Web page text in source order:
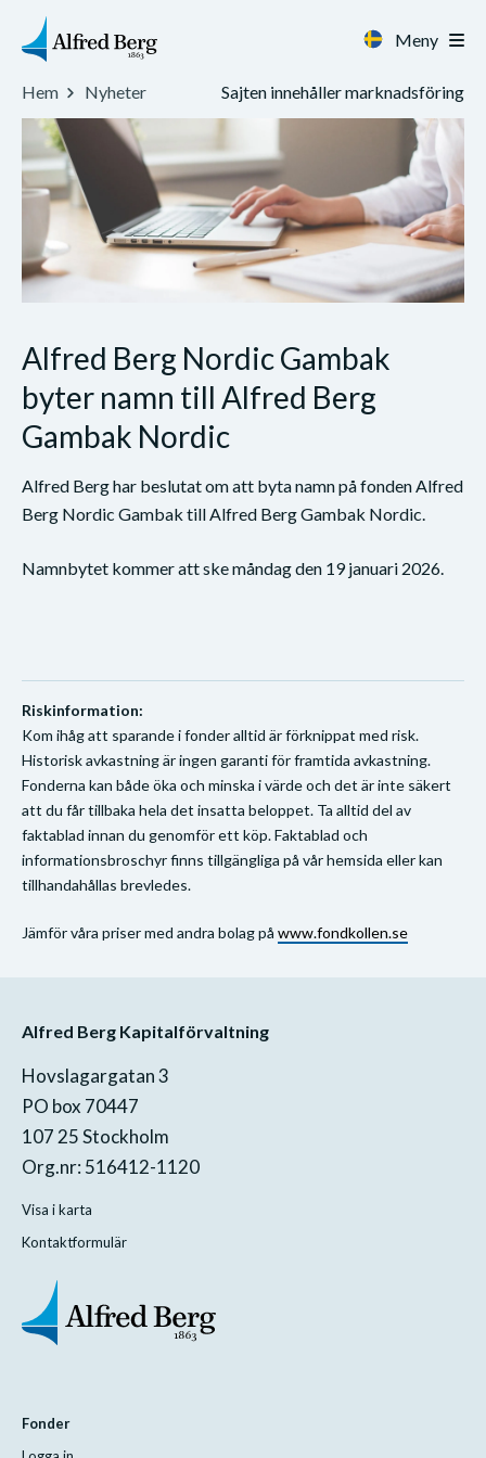
Meny
Sajten innehåller marknadsföring
Hem Nyheter
Alfred Berg Nordic Gambak
byter namn till Alfred Berg
Gambak Nordic
Alfred Berg har beslutat om att byta namn på fonden Alfred
Berg Nordic Gambak till Alfred Berg Gambak Nordic.
Namnbytet kommer att ske måndag den 19 januari 2026.
Riskinformation:
Kom ihåg att sparande i fonder alltid är förknippat med risk.
Historisk avkastning är ingen garanti för framtida avkastning.
Fonderna kan både öka och minska i värde och det är inte säkert
att du får tillbaka hela det insatta beloppet. Ta alltid del av
faktablad innan du genomför ett köp. Faktablad och
informationsbroschyr finns tillgängliga på vår hemsida eller kan
tillhandahållas brevledes.
Jämför våra priser med andra bolag på www.fondkollen.se
Alfred Berg Kapitalförvaltning
Hovslagargatan 3
PO box 70447
107 25 Stockholm
Org.nr: 516412-1120
Visa i karta
Kontaktformulär
Fonder